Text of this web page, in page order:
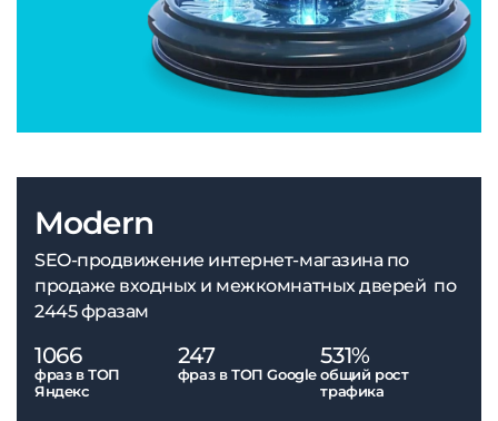
Modern
SEO-продвижение интернет-магазина по
продаже входных и межкомнатных дверей по
2445 фразам
1066
фраз в ТОП
Яндекс
247
фраз в ТОП Google
531%
общий рост
трафика